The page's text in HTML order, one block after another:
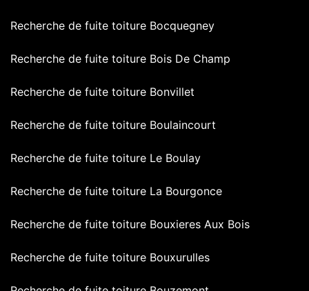
Recherche de fuite toiture Bocquegney
Recherche de fuite toiture Bois De Champ
Recherche de fuite toiture Bonvillet
Recherche de fuite toiture Boulaincourt
Recherche de fuite toiture Le Boulay
Recherche de fuite toiture La Bourgonce
Recherche de fuite toiture Bouxieres Aux Bois
Recherche de fuite toiture Bouxurulles